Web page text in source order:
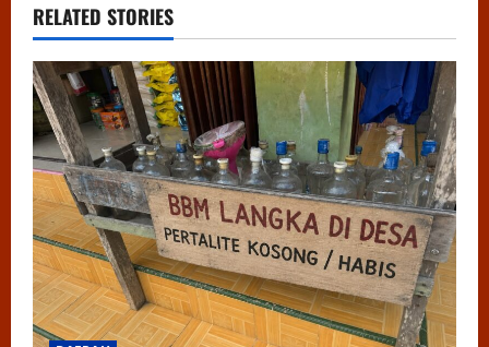
RELATED STORIES